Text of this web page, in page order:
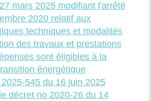
mars 2025 modifiant l'arrêté
2020 relatif aux
techniques et modalités
des travaux et prestations
sont éligibles à la
énergétique
545 du 16 juin 2025
décret no 2020-26 du 14